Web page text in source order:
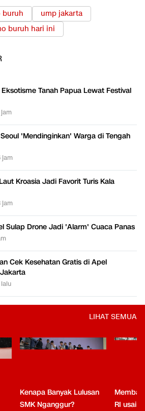
buruh
ump jakarta
buruh hari ini
Tanah Papua Lewat Festival
'Mendinginkan' Warga di Tengah
jam
Kroasia Jadi Favorit Turis Kala
jam
Sulap Drone Jadi 'Alarm' Cuaca Panas
Cek Kesehatan Gratis di Apel
LIHAT SEMUA
Kenapa Banyak Lulusan
SMK Nganggur?
RI usai